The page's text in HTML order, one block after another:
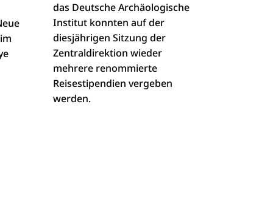
das Deutsche Archäologische
Institut konnten auf der
diesjährigen Sitzung der
Zentraldirektion wieder
mehrere renommierte
Reisestipendien vergeben
werden.